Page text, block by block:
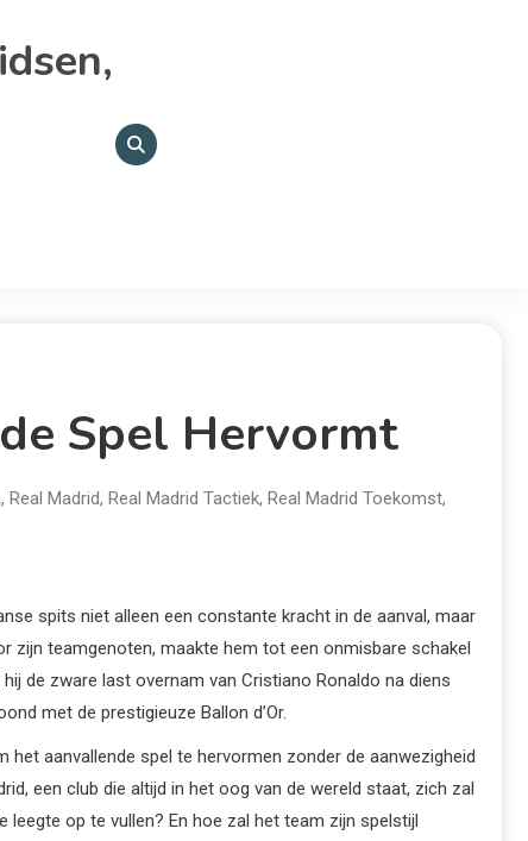
Spel Hervormt
, Real Madrid, Real Madrid Tactiek, Real Madrid Toekomst,
spits niet alleen een constante kracht in de aanval, maar
zijn teamgenoten, maakte hem tot een onmisbare schakel
de zware last overnam van Cristiano Ronaldo na diens
met de prestigieuze Ballon d’Or.
aanvallende spel te hervormen zonder de aanwezigheid
een club die altijd in het oog van de wereld staat, zich zal
op te vullen? En hoe zal het team zijn spelstijl